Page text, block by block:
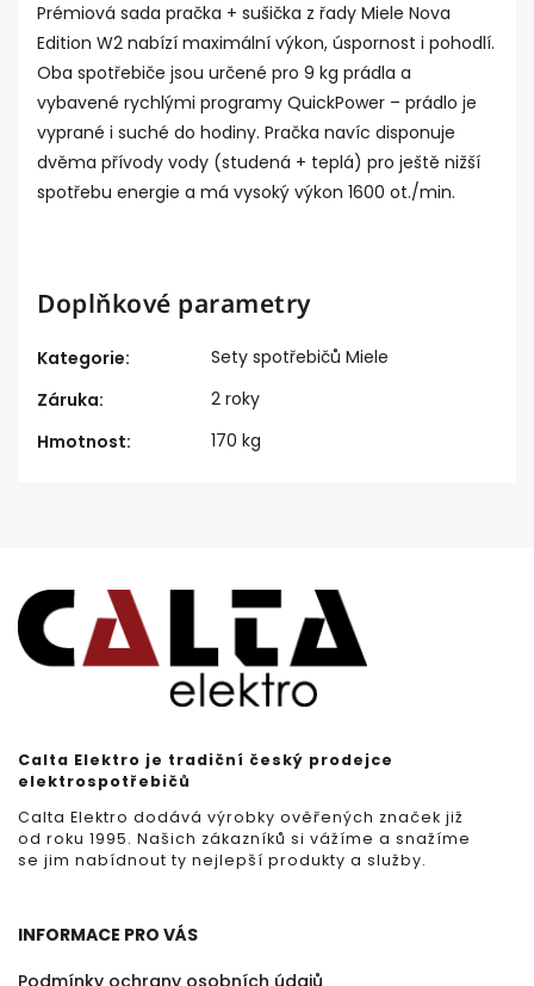
Prémiová sada pračka + sušička z řady Miele Nova
Edition W2 nabízí maximální výkon, úspornost i pohodlí.
Oba spotřebiče jsou určené pro 9 kg prádla a
vybavené rychlými programy QuickPower – prádlo je
vyprané i suché do hodiny. Pračka navíc disponuje
dvěma přívody vody (studená + teplá) pro ještě nižší
spotřebu energie a má vysoký výkon 1600 ot./min.
Doplňkové parametry
Kategorie:
Sety spotřebičů Miele
Záruka:
2 roky
Hmotnost: 170 kg
Calta Elektro je tradiční český prodejce
elektrospotřebičů
Calta Elektro dodává výrobky ověřených značek již
od roku 1995. Našich zákazníků si vážíme a snažíme
se jim nabídnout ty nejlepší produkty a služby.
INFORMACE PRO VÁS